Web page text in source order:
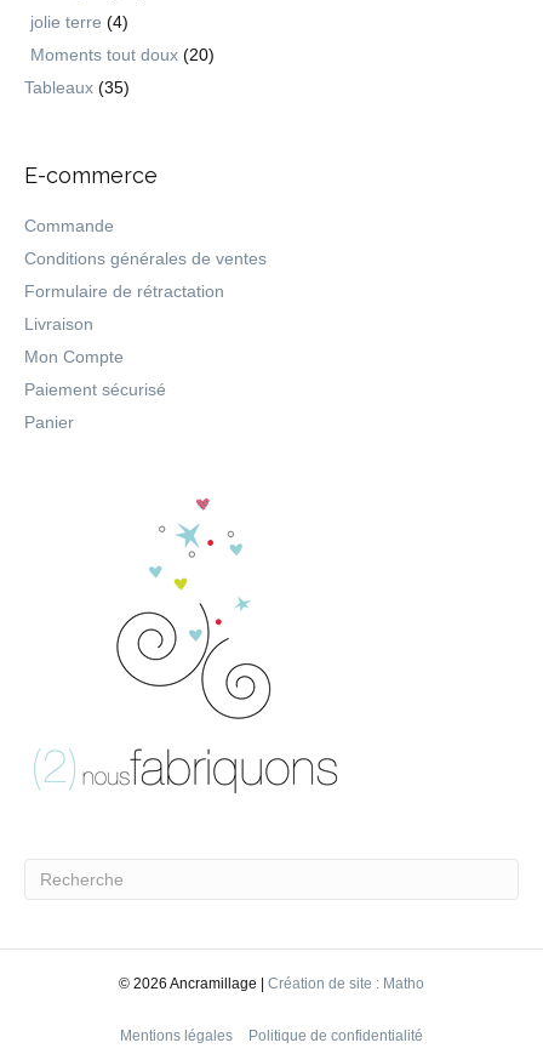
jolie terre (4)
Moments tout doux (20)
Tableaux (35)
E-commerce
Commande
Conditions générales de ventes
Formulaire de rétractation
Livraison
Mon Compte
Paiement sécurisé
Panier
© 2026 Ancramillage | Création de site : Matho
Mentions légales Politique de confidentialité